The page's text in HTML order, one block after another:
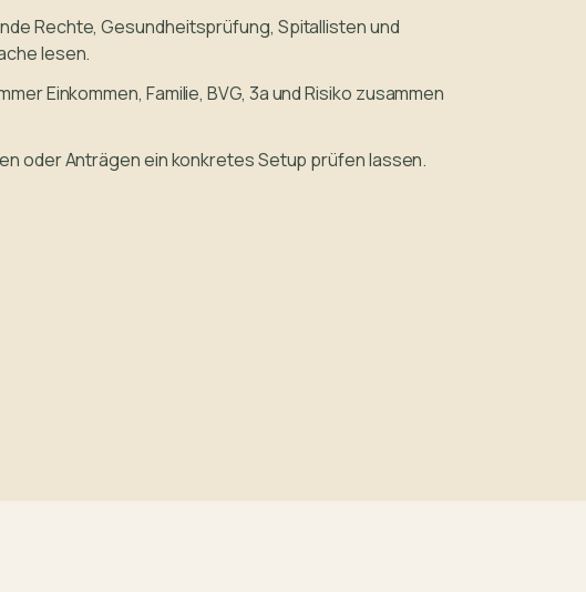
Rechte, Gesundheitsprüfung, Spitallisten und
lesen.
Einkommen, Familie, BVG, 3a und Risiko zusammen
oder Anträgen ein konkretes Setup prüfen lassen.